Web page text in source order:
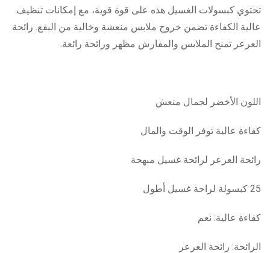
تحتوي كبسولات الغسيل هذه على قوة قوية، مع إمكانات تنظيف
عالية الكفاءة تضمن خروج ملابس منعشة وخالية من البقع. رائحة
العرعر تمنح الملابس والمفارش مظهر ورائحة رائعة.
اللون الأخضر لجمال منعش
كفاءة عالية توفر الوقت والمال
رائحة العرعر لرائحة غسيل مبهجة
25 كبسولة لراحة غسيل أطول
كفاءة عالية: نعم
الرائحة: رائحة العرعر